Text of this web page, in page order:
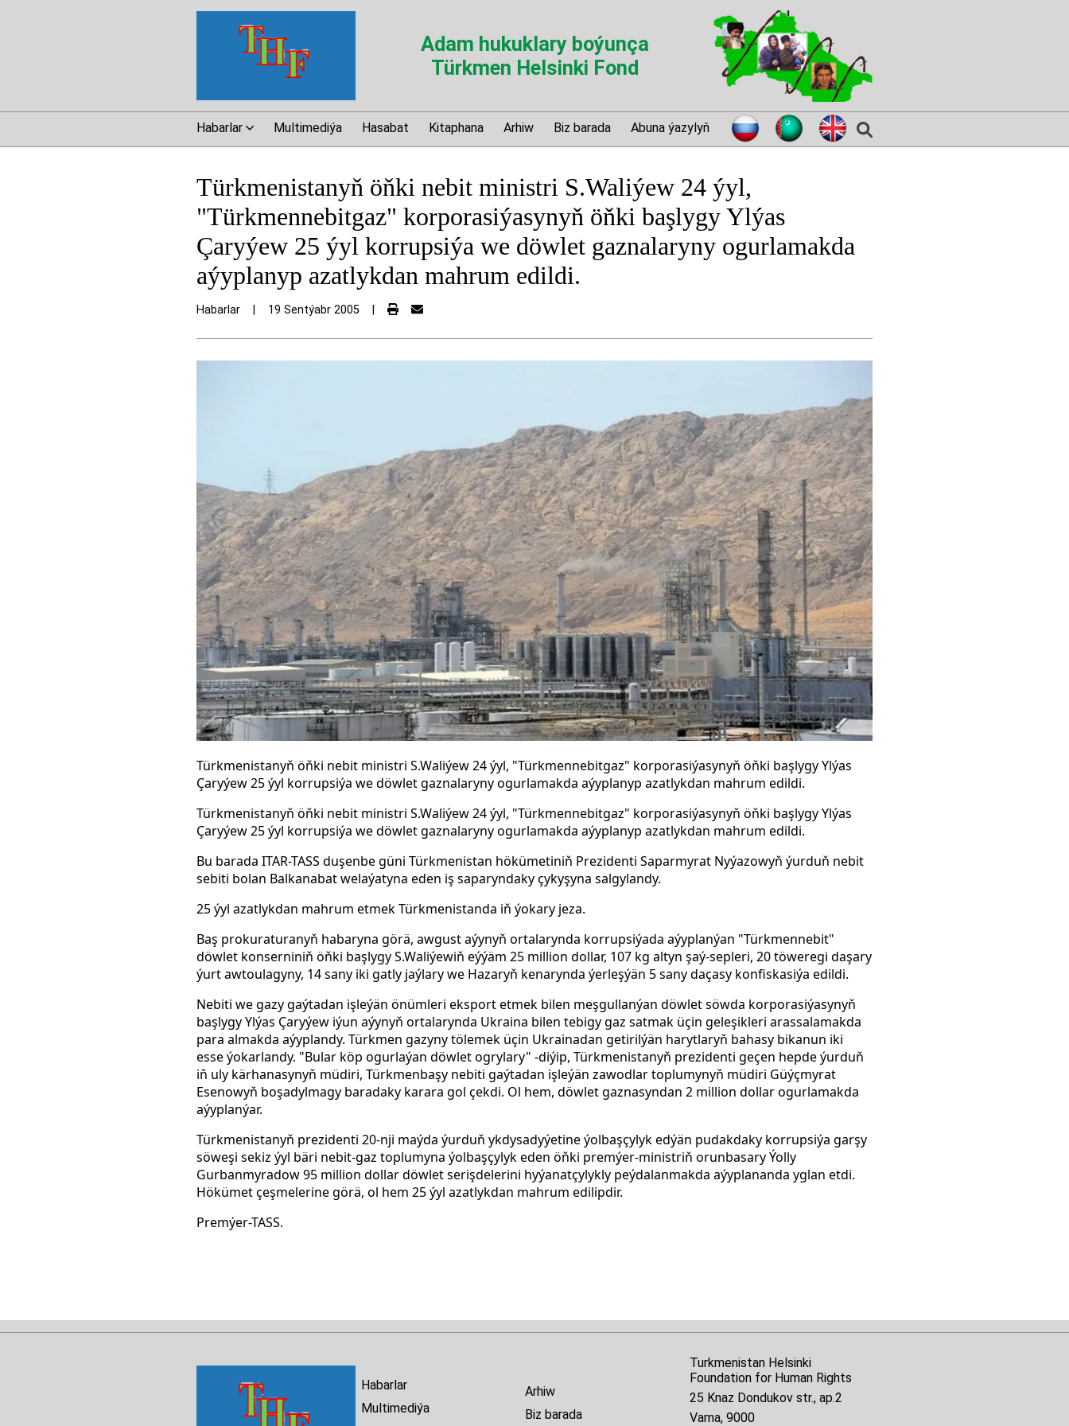
Adam hukuklary boýunça
Türkmen Helsinki Fond
Habarlar Multimediýa Hasabat Kitaphana Arhiw Biz barada Abuna ýazylyň
Türkmenistanyň öňki nebit ministri S.Waliýew 24 ýyl,
"Türkmennebitgaz" korporasiýasynyň öňki başlygy Ylýas
Çaryýew 25 ýyl korrupsiýa we döwlet gaznalaryny ogurlamakda
aýyplanyp azatlykdan mahrum edildi.
Habarlar 19 Sentýabr 2005
Türkmenistanyň öňki nebit ministri S.Waliýew 24 ýyl, "Türkmennebitgaz" korporasiýasynyň öňki başlygy Ylýas
Çaryýew 25 ýyl korrupsiýa we döwlet gaznalaryny ogurlamakda aýyplanyp azatlykdan mahrum edildi.
Türkmenistanyň öňki nebit ministri S.Waliýew 24 ýyl, "Türkmennebitgaz" korporasiýasynyň öňki başlygy Ylýas
Çaryýew 25 ýyl korrupsiýa we döwlet gaznalaryny ogurlamakda aýyplanyp azatlykdan mahrum edildi.
Bu barada ITAR-TASS duşenbe güni Türkmenistan hökümetiniň Prezidenti Saparmyrat Nyýazowyň ýurduň nebit
sebiti bolan Balkanabat welaýatyna eden iş saparyndaky çykyşyna salgylandy.
25 ýyl azatlykdan mahrum etmek Türkmenistanda iň ýokary jeza.
Baş prokuraturanyň habaryna görä, awgust aýynyň ortalarynda korrupsiýada aýyplanýan "Türkmennebit"
döwlet konserniniň öňki başlygy S.Waliýewiň eýýäm 25 million dollar, 107 kg altyn şaý-sepleri, 20 töweregi daşary
ýurt awtoulagyny, 14 sany iki gatly jaýlary we Hazaryň kenarynda ýerleşýän 5 sanydaçasy konfiskasiýa edildi.
Nebiti we gazy gaýtadan işleýän önümleri eksport etmek bilen meşgullanýan döwlet söwda korporasiýasynyň
başlygy Ylýas Çaryýew iýun aýynyň ortalarynda Ukraina bilen tebigy gaz satmak üçin geleşikleri arassalamakda
para almakda aýyplandy. Türkmen gazyny tölemek üçin Ukrainadan getirilýän harytlaryň bahasy bikanun iki
esse ýokarlandy. "Bular köp ogurlaýan döwlet ogrylary" -diýip, Türkmenistanyň prezidenti geçen hepde ýurduň
iň uly kärhanasynyň müdiri, Türkmenbaşy nebiti gaýtadan işleýän zawodlar toplumynyň müdiri Güýçmyrat
Esenowyň boşadylmagy baradaky karara gol çekdi. Ol hem, döwlet gaznasyndan 2 million dollar ogurlamakda
aýyplanýar.
Türkmenistanyň prezidenti 20-nji maýda ýurduň ykdysadyýetine ýolbaşçylyk edýän pudakdaky korrupsiýa garşy
söweşi sekiz ýyl bäri nebit-gaz toplumyna ýolbaşçylyk eden öňki premýer-ministriň orunbasary Ýolly
Gurbanmyradow 95 million dollar döwlet serişdelerini hyýanatçylykly peýdalanmakda aýyplananda yglan etdi.
Hökümet çeşmelerine görä, ol hem 25 ýyl azatlykdan mahrum edilipdir.
Premýer-TASS.
Habarlar
Multimediýa
Arhiw
Biz barada
Turkmenistan Helsinki
Foundation for Human Rights
25 Knaz Dondukov str., ap.2
Varna, 9000